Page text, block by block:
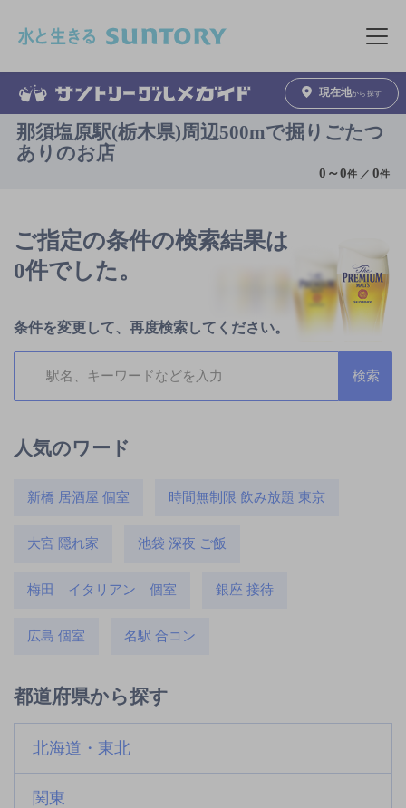
メニュ
現在地から探す
那須塩原駅(栃木県)周辺500mで掘りごたつ
ありのお店
0 ～0件 ／0件
ご指定の条件の検索結果は
0件でした。
条件を変更して、再度検索してください。
人気のワード
新橋 居酒屋 個室 時間無制限 飲み放題 東京
大宮 隠れ家 池袋 深夜 ご飯
梅田 イタリアン 個室 銀座 接待
広島 個室 名駅 合コン
都道府県から探す
北海道・東北
関東